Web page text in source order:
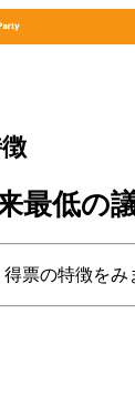
最低の
票の特徴をみ